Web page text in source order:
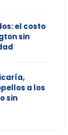
el costo
sin
a los
sin